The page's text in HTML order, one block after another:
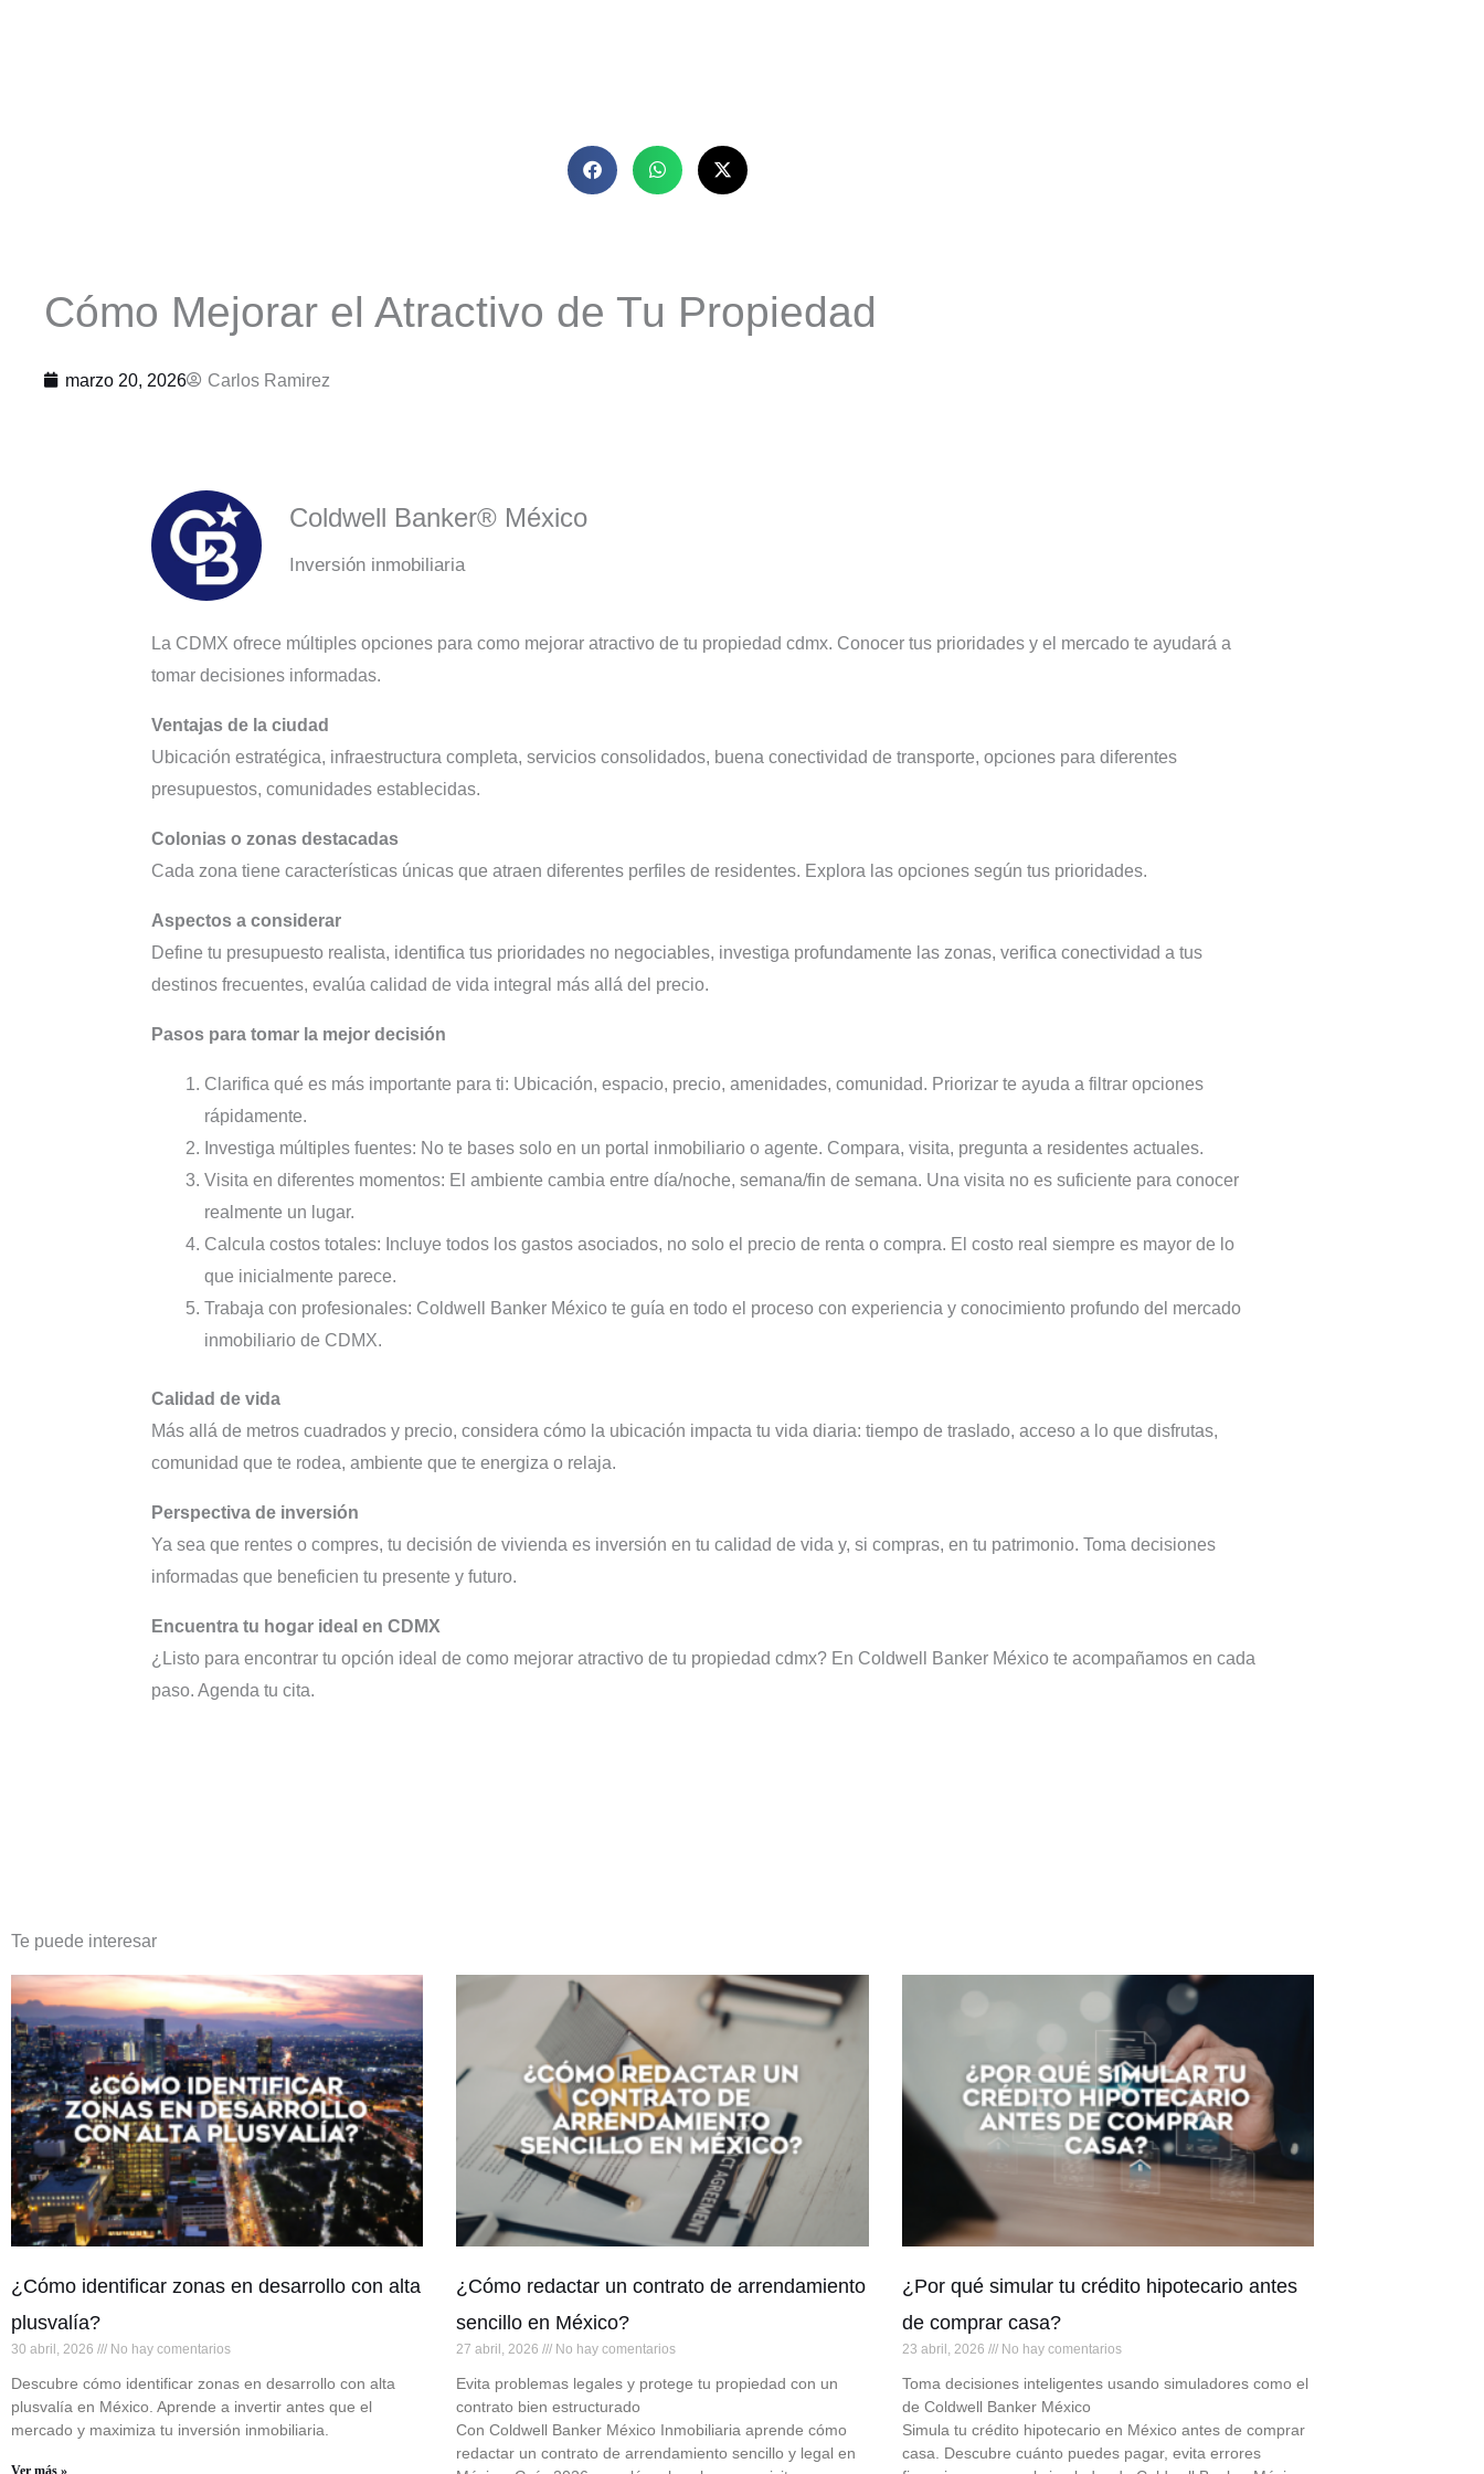
Cómo Mejorar el Atractivo de Tu Propiedad
marzo 20, 2026 Carlos Ramirez
Coldwell Banker® México
Inversión inmobiliaria
La CDMX ofrece múltiples opciones para como mejorar atractivo de tu propiedad cdmx. Conocer tus prioridades y el mercado te ayudará a
tomar decisiones informadas.
Ventajas de la ciudad
Ubicación estratégica, infraestructura completa, servicios consolidados, buena conectividad de transporte, opciones para diferentes
presupuestos, comunidades establecidas.
Colonias o zonas destacadas
Cada zona tiene características únicas que atraen diferentes perfiles de residentes. Explora las opciones según tus prioridades.
Aspectos a considerar
Define tu presupuesto realista, identifica tus prioridades no negociables, investiga profundamente las zonas, verifica conectividad a tus
destinos frecuentes, evalúa calidad de vida integral más allá del precio.
Pasos para tomar la mejor decisión
Clarifica qué es más importante para ti: Ubicación, espacio, precio, amenidades, comunidad. Priorizar te ayuda a filtrar opciones
rápidamente.
Investiga múltiples fuentes: No te bases solo en un portal inmobiliario o agente. Compara, visita, pregunta a residentes actuales.
Visita en diferentes momentos: El ambiente cambia entre día/noche, semana/fin de semana. Una visita no es suficiente para conocer
realmente un lugar.
Calcula costos totales: Incluye todos los gastos asociados, no solo el precio de renta o compra. El costo real siempre es mayor de lo
que inicialmente parece.
Trabaja con profesionales: Coldwell Banker México te guía en todo el proceso con experiencia y conocimiento profundo del mercado
inmobiliario de CDMX.
Calidad de vida
Más allá de metros cuadrados y precio, considera cómo la ubicación impacta tu vida diaria: tiempo de traslado, acceso a lo que disfrutas,
comunidad que te rodea, ambiente que te energiza o relaja.
Perspectiva de inversión
Ya sea que rentes o compres, tu decisión de vivienda es inversión en tu calidad de vida y, si compras, en tu patrimonio. Toma decisiones
informadas que beneficien tu presente y futuro.
Encuentra tu hogar ideal en CDMX
¿Listo para encontrar tu opción ideal de como mejorar atractivo de tu propiedad cdmx? En Coldwell Banker México te acompañamos en cada
paso. Agenda tu cita.
Te puede interesar
¿Cómo identificar zonas en desarrollo con alta
plusvalía?
30 abril, 2026 No hay comentarios
Descubre cómo identificar zonas en desarrollo con alta
plusvalía en México. Aprende a invertir antes que el
mercado y maximiza tu inversión inmobiliaria.
Ver más »
¿Cómo redactar un contrato de arrendamiento
sencillo en México?
27 abril, 2026 No hay comentarios
Evita problemas legales y protege tu propiedad con un
contrato bien estructurado
Con Coldwell Banker México Inmobiliaria aprende cómo
redactar un contrato de arrendamiento sencillo y legal en
¿Por qué simular tu crédito hipotecario antes
de comprar casa?
23 abril, 2026 No hay comentarios
Toma decisiones inteligentes usando simuladores como el
de Coldwell Banker México
Simula tu crédito hipotecario en México antes de comprar
casa. Descubre cuánto puedes pagar, evita errores